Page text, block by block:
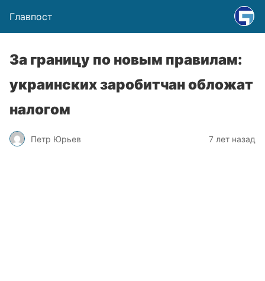
Главпост
За границу по новым правилам:
украинских заробитчан обложат
налогом
Петр Юрьев 7 лет назад